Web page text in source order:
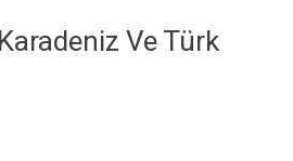
Ve Türk